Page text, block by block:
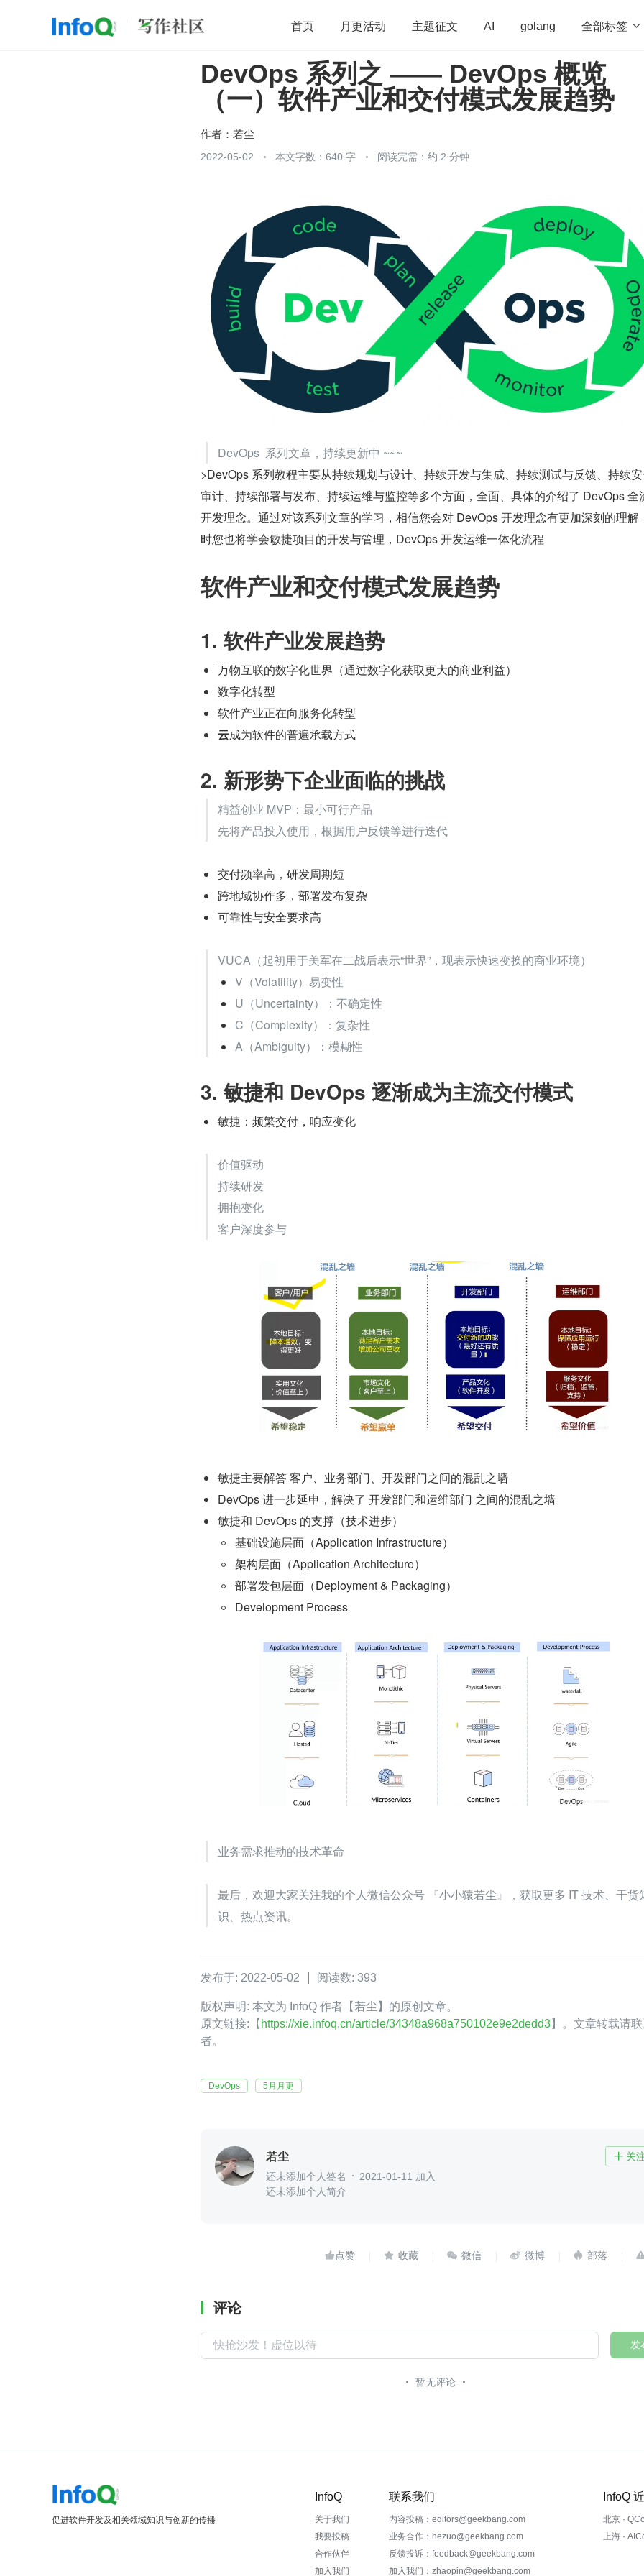
首页 月更活动 主题征文 AI golang 全部标签 
开源 架构 OpenHarmony 学习方法 Web3.0
团队管理 程序员 运维 深度思考 低代码 redis
DevOps 系列之 —— DevOps 概览
（一）软件产业和交付模式发展趋势
作者： 若尘
2022-05-02 本文字数：640 字 阅读完需：约 2 分钟
DevOps  系列文章，持续更新中 ~~~
>DevOps 系列教程主要从持续规划与设计、持续开发与集成、持续测试与反馈、持续
审计、持续部署与发布、持续运维与监控等多个方面，全面、具体的介绍了 DevOps 全
开发理念。通过对该系列文章的学习，相信您会对 DevOps 开发理念有更加深刻的理解
时您也将学会敏捷项目的开发与管理，DevOps 开发运维一体化流程
软件产业和交付模式发展趋势
1. 软件产业发展趋势
万物互联的数字化世界（通过数字化获取更大的商业利益）
数字化转型
软件产业正在向服务化转型
云成为软件的普遍承载方式
2. 新形势下企业面临的挑战
精益创业 MVP：最小可行产品
先将产品投入使用，根据用户反馈等进行迭代
交付频率高，研发周期短
跨地域协作多，部署发布复杂
可靠性与安全要求高
VUCA（起初用于美军在二战后表示“世界”，现表示快速变换的商业环境）
V（Volatility）易变性
U（Uncertainty）：不确定性
C（Complexity）：复杂性
A（Ambiguity）：模糊性
3. 敏捷和 DevOps 逐渐成为主流交付模式
敏捷：频繁交付，响应变化
价值驱动
持续研发
拥抱变化
客户深度参与
敏捷主要解答 客户、业务部门、开发部门之间的混乱之墙
DevOps 进一步延申，解决了 开发部门和运维部门 之间的混乱之墙
敏捷和 DevOps 的支撑（技术进步）
基础设施层面（Application Infrastructure）
架构层面（Application Architecture）
部署发包层面（Deployment & Packaging）
Development Process
业务需求推动的技术革命
最后，欢迎大家关注我的个人微信公众号 『小小猿若尘』，获取更多 IT 技术、干货
识、热点资讯。
发布于: 2022-05-02 阅读数: 393
版权声明: 本文为 InfoQ 作者【若尘】的原创文章。
原文链接:【 https://xie.infoq.cn/article/34348a968a750102e9e2dedd3】。文章转载请
者。
DevOps 5月月更
若尘  关
还未添加个人签名
2021-01-11 加入
还未添加个人简介
    
评论
发
暂无评论
促进软件开发及相关领域知识与创新的传播
InfoQ
关于我们
我要投稿
合作伙伴
加入我们
联系我们
内容投稿：editors@geekbang.com
业务合作：hezuo@geekbang.com
反馈投诉：feedback@geekbang.com
加入我们：zhaopin@geekbang.com
InfoQ
北京 ·
上海 ·